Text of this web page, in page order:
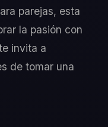
parejas, esta
la pasión con
invita a
de tomar una